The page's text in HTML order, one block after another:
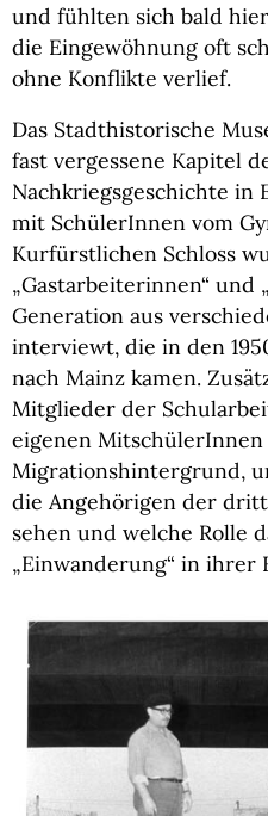
und fühlten sich bald
die Eingewöhnung oft
ohne Konflikte verlief.
Das Stadthistorische
fast vergessene Kapitel
Nachkriegsgeschichte in
mit SchülerInnen vom
Kurfürstlichen Schloss
„Gastarbeiterinnen“ und
Generation aus
interviewt, die in den
nach Mainz kamen.
Mitglieder der
eigenen
Migrationshintergrund,
die Angehörigen der
sehen und welche Rolle
„Einwanderung“ in ihrer